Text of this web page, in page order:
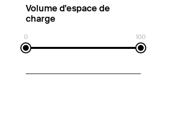
Volume d'espace de
charge
0 100